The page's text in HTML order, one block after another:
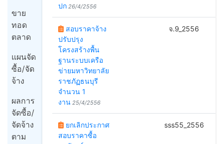
ขาย
ทอด
ตลาด
แผนจัด
ซื้อ/จัด
จ้าง
ผลการ
จัดซื้อ/
จัดจ้าง
ตาม
ปก26/4/2556
สอบราคาจ้าง
ปรับปรุง
โครงสร้างพื้น
ฐานระบบเครือ
ข่ายมหาวิทยาลัย
ราชภัฏธนบุรี
จำนวน 1
งาน25/4/2556
จ.9_2556
ยกเลิกประกาศ
สอบราคาซื้อ
sss55_2556